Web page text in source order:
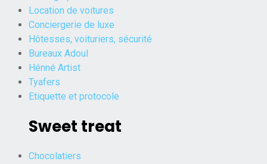
Location de voitures
Conciergerie de luxe
Hôtesses, voituriers, sécurité
Bureaux Adoul
Hénné Artist
Tyafers
Etiquette et protocole
Sweet treat
Chocolatiers